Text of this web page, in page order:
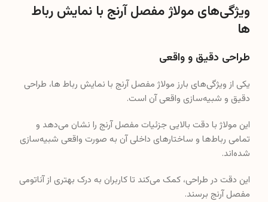
ویژگی‌های مولاژ مفصل آرنج با نمایش رباط
ها
طراحی دقیق و واقعی
یکی از ویژگی‌های بارز مولاژ مفصل آرنج با نمایش رباط ها، طراحی
دقیق و شبیه‌سازی واقعی آن است.
این مولاژ با دقت بالایی جزئیات مفصل آرنج را نشان می‌دهد و
تمامی رباط‌ها و ساختارهای داخلی آن به صورت واقعی شبیه‌سازی
شده‌اند.
این دقت در طراحی، کمک می‌کند تا کاربران به درک بهتری از آناتومی
مفصل آرنج برسند.